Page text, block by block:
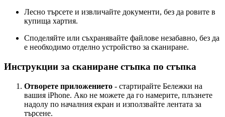
Лесно търсете и извличайте документи, без да ровите в
купища хартия.
Споделяйте или съхранявайте файлове незабавно, без да
е необходимо отделно устройство за сканиране.
Инструкции за сканиране стъпка по стъпка
Отворете приложението - стартирайте Бележки на
вашия iPhone. Ако не можете да го намерите, плъзнете
надолу по началния екран и използвайте лентата за
търсене.